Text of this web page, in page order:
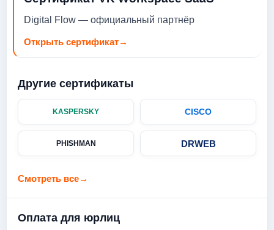
добавляет классный, премиальный вид в любое
пространство. Покажите свой стиль с FLEX Pro.
Digital Flow — официальный партнёр
Открыть сертификат→
Другие сертификаты
KASPERSKY CISCO
PHISHMAN DRWEB
Смотреть все→
Оплата для юрлиц